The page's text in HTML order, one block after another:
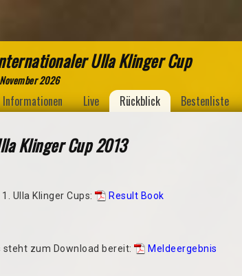
Ulla Klinger Cup
2026
Informationen Live Rückblick Bestenliste
Klinger Cup 2013
Ulla Klinger Cups: Result Book
steht zum Download bereit: Meldeergebnis